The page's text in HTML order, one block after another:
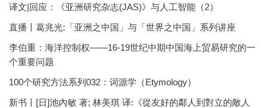
译文|回应：《亚洲研究杂志(JAS)》与人工智能（2）
直播丨葛兆光:「亚洲之中国」与「世界之中国」系列讲座
李伯重：海洋控制权——16-19世纪中期中国海上贸易研究的一
个重要问题
100个研究方法系列032：词源学（Etymology）
新书丨[日]池內敏 著; 林美琪 译:《從友好的鄰人到對立的敵人